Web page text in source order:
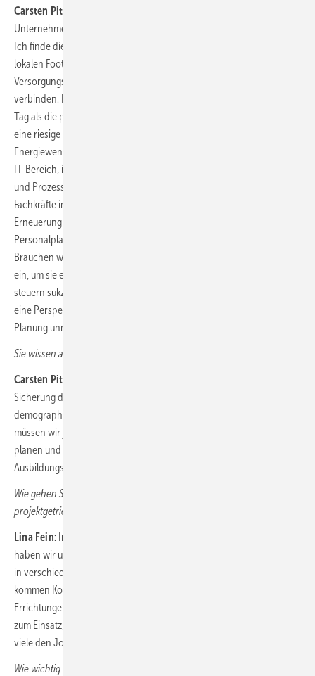
Carsten Pitschke:
Unternehmen, sondern auch eine Mehrheitsbeteiligung der EnBW.
Ich finde diese Kombination sehr positiv, insofern wir einen starken
lokalen Footprint und einen in unserer Stadt überall greifbaren
Versorgungsauftrag mit der Einbindung in einen starken Konzern
verbinden. Hinsichtlich Arbeitgeberattraktivität erlebe ich das jeden
Tag als die perfekte Mischung beider Welten. Das hilft uns, da auch wir
eine riesige Bandbreite von Fachkräften für die Umsetzung der
Energiewende brauchen: einerseits hochqualifizierte Funktionen im
IT-Bereich, insbesondere in Hinblick auf Digitalisierung, Datenmodelle
und Prozessdesign, und andererseits sehr praktische Funktionen wie
Fachkräfte im Tiefbau für unsere umfassenden Aufgaben in der
Erneuerung der Versorgungsinfrastruktur. Unsere strategische
Personalplanung ist da ein mächtiges Werkzeug. Ein B
Brauchen wir langfristig Kraftwerker, stellen wir jetzt Mechatroniker
ein, um sie entsprechend weiterzuqualifizieren. Wir planen und
steuern sukzessive deren Verantwortungsübernahme, was zeitlich
eine Perspektive von bis zu fünf Jahren abdecken kann. Ohne gute
Planung unmöglich!
Sie wissen also schon 5 Jahre im Voraus, wen Sie wann brauchen?
Carsten Pitschke:
Sicherung der nötigen Fachkräfte. Auf Grund der genannten
demographischen Herausforderung unserer Belegschaftsstruktur
müssen wir jetzt schon strategisch den Bedarf an Auszubildenden
planen und haben dafür in den letzten Jahren unsere
Ausbildungskapazitäten verdoppelt.
Wie gehen Sie mit an- und abschwellendem Personalbedarf im
projektgetriebenen Geschäft um?
Lina Fein: Insbesondere in der Inbetriebnahme von Windparks
haben wir uns so aufgestellt, dass wir innerhalb Europas Teams auch
in verschiedenen Regionen einsetzen können. Beispielsweise
kommen Kollegen aus Portugal auch im Rahmen von Dienstreisen bei
Errichtungen in Finnland oder sonstwo in der Europäischen Union
zum Einsatz, wo es gerade zeitweise mehr Bedarf gibt. Das macht für
viele den Job auch sehr attraktiv.
Wie wichtig ist Rekrutierung aus dem Ausland?